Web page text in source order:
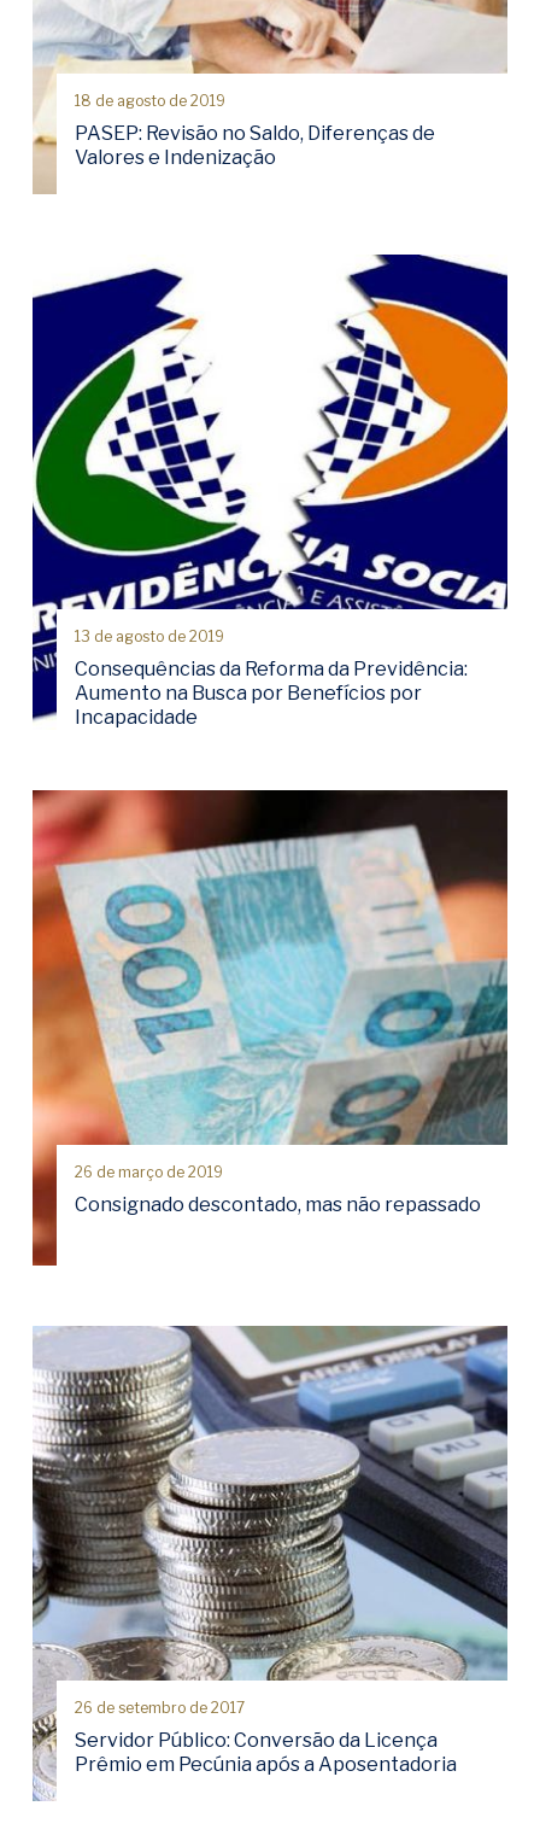
18 de agosto de 2019
PASEP: Revisão no Saldo, Diferenças de
Valores e Indenização
13 de agosto de 2019
Consequências da Reforma da Previdência:
Aumento na Busca por Benefícios por
Incapacidade
26 de março de 2019
Consignado descontado, mas não repassado
26 de setembro de 2017
Servidor Público: Conversão da Licença
Prêmio em Pecúnia após a Aposentadoria